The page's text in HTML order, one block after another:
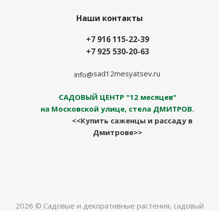
Наши контакты
+7 916 115-22-39
+7 925 530-20-63
info@sad12mesyatsev.ru
САДОВЫЙ ЦЕНТР "12 месяцев"
на Московской улице, стела ДМИТРОВ.
<<Купить саженцы и рассаду в
Дмитрове>>
2026 © Садовые и декоративные растения, садовый